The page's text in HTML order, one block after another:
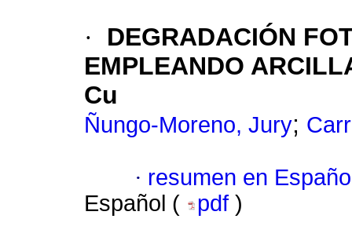
·
DEGRADACIÓN
EMPLEANDO
Cu
Ñungo-Moreno, Jury;
· resumen en
Español (
pdf )